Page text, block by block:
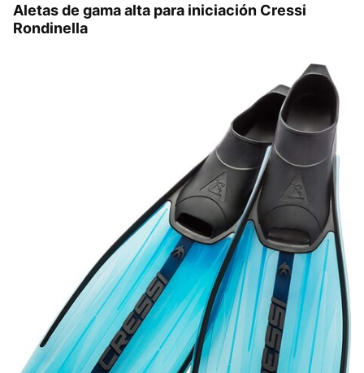
Aletas de gama alta para iniciación Cressi
Rondinella